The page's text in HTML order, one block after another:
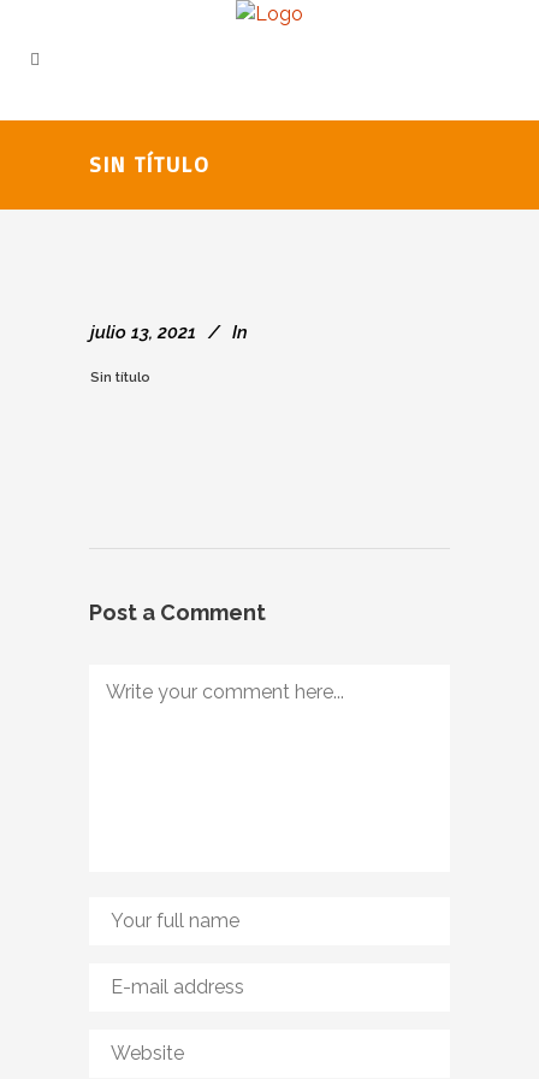
SIN TÍTULO
julio 13, 2021 In
Sin título
Post a Comment